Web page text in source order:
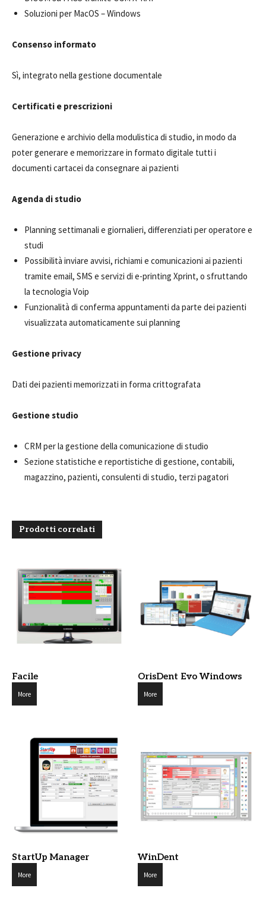
Soluzioni per MacOS – Windows
Consenso informato
Sì, integrato nella gestione documentale
Certificati e prescrizioni
Generazione e archivio della modulistica di studio, in modo da
poter generare e memorizzare in formato digitale tutti i
documenti cartacei da consegnare ai pazienti
Agenda di studio
Planning settimanali e giornalieri, differenziati per operatore e
studi
Possibilità inviare avvisi, richiami e comunicazioni ai pazienti
tramite email, SMS e servizi di e-printing Xprint, o sfruttando
la tecnologia Voip
Funzionalità di conferma appuntamenti da parte dei pazienti
visualizzata automaticamente sui planning
Gestione privacy
Dati dei pazienti memorizzati in forma crittografata
Gestione studio
CRM per la gestione della comunicazione di studio
Sezione statistiche e reportistiche di gestione, contabili,
magazzino, pazienti, consulenti di studio, terzi pagatori
Prodotti correlati
Facile
More
OrisDent Evo Windows
More
StartUp Manager
More
WinDent
More